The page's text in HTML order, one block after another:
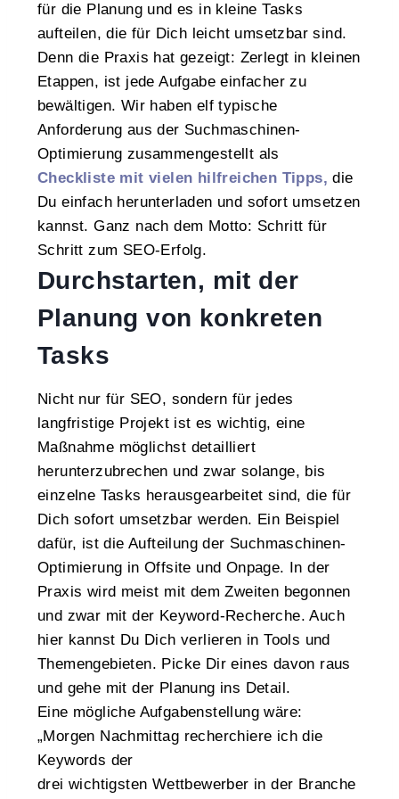
für die Planung und es in kleine Tasks
aufteilen, die für Dich leicht umsetzbar sind.
Denn die Praxis hat gezeigt: Zerlegt in kleinen
Etappen, ist jede Aufgabe einfacher zu
bewältigen. Wir haben elf typische
Anforderung aus der Suchmaschinen-
Optimierung zusammengestellt als
Checkliste mit vielen hilfreichen Tipps, die
Du einfach herunterladen und sofort umsetzen
kannst. Ganz nach dem Motto: Schritt für
Schritt zum SEO-Erfolg.
Durchstarten, mit der
Planung von konkreten
Tasks
Nicht nur für SEO, sondern für jedes
langfristige Projekt ist es wichtig, eine
Maßnahme möglichst detailliert
herunterzubrechen und zwar solange, bis
einzelne Tasks herausgearbeitet sind, die für
Dich sofort umsetzbar werden. Ein Beispiel
dafür, ist die Aufteilung der Suchmaschinen-
Optimierung in Offsite und Onpage. In der
Praxis wird meist mit dem Zweiten begonnen
und zwar mit der Keyword-Recherche. Auch
hier kannst Du Dich verlieren in Tools und
Themengebieten. Picke Dir eines davon raus
und gehe mit der Planung ins Detail.
Eine mögliche Aufgabenstellung wäre:
„Morgen Nachmittag recherchiere ich die
Keywords der
drei wichtigsten Wettbewerber in der Branche